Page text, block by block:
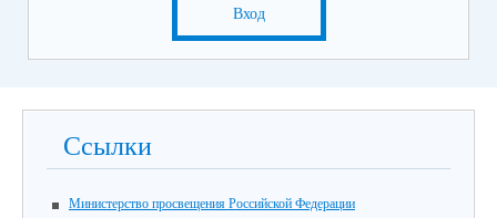
Вход
Ссылки
Министерство просвещения Российской Федерации